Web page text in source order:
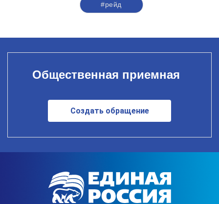
#рейд
Общественная приемная
Создать обращение